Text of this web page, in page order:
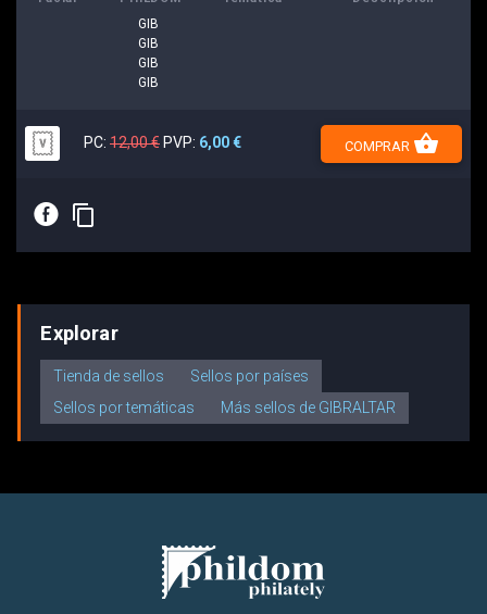
GIB
GIB
GIB
GIB
PC: 12,00 € PVP: 6,00 € COMPRAR shopping_basket
E content_copy
Explorar
Tienda de sellos
Sellos por países
Sellos por temáticas
Más sellos de GIBRALTAR